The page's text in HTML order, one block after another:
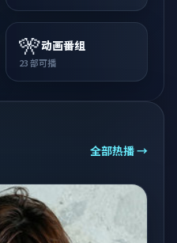
🎌动画番组
23部可播
全部热播 →